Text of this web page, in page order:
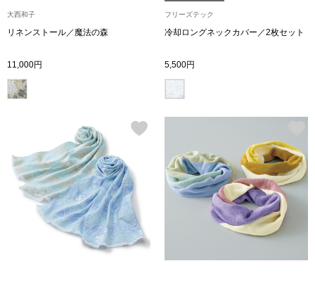
BOGARD 最新号はこちら
ルーム･アン
ルームウェア
アンダーウェア
大西和子
リネンストール／魔法の森
11,000円
フリーズテック
冷却ロングネックカバー／2枚セット
5,500円